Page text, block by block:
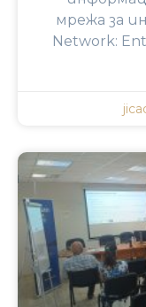
мрежа за
Network: